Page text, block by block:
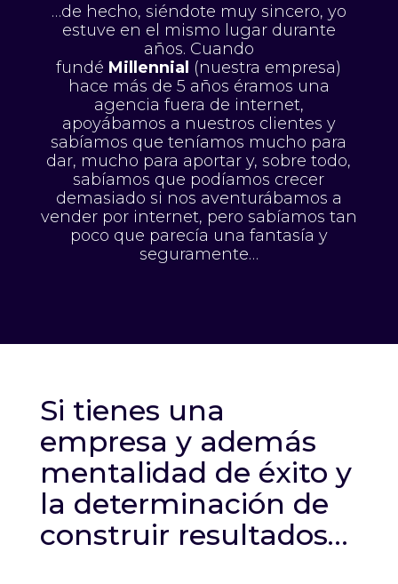
…de hecho, siéndote muy sincero, yo
estuve en el mismo lugar durante
años. Cuando
fundé Millennial (nuestra empresa)
hace más de 5 años éramos una
agencia fuera de internet,
apoyábamos a nuestros clientes y
sabíamos que teníamos mucho para
dar, mucho para aportar y, sobre todo,
sabíamos que podíamos crecer
demasiado si nos aventurábamos a
vender por internet, pero sabíamos tan
poco que parecía una fantasía y
seguramente…
Si tienes una
empresa y además
mentalidad de éxito y
la determinación de
construir resultados…